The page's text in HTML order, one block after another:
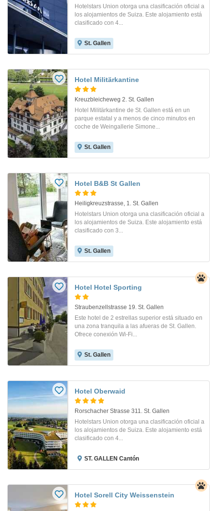
Hotelstars Union otorga una clasificación oficial a
los alojamientos de Suiza. Este alojamiento está
clasificado con 4...
St. Gallen
Hotel Militärkantine
Kreuzbleicheweg 2. St. Gallen
Hotel Militärkantine de St. Gallen está en un
parque estatal y a menos de cinco minutos en
coche de Weingallerie Simone...
St. Gallen
Hotel B&B St Gallen
Heiligkreuzstrasse, 1. St. Gallen
Hotelstars Union otorga una clasificación oficial a
los alojamientos de Suiza. Este alojamiento está
clasificado con 3...
St. Gallen
Hotel Hotel Sporting
Straubenzellstrasse 19. St. Gallen
Este hotel de 2 estrellas superior está situado en
una zona tranquila a las afueras de St. Gallen.
Ofrece conexión Wi-Fi...
St. Gallen
Hotel Oberwaid
Rorschacher Strasse 311. St. Gallen
Hotelstars Union otorga una clasificación oficial a
los alojamientos de Suiza. Este alojamiento está
clasificado con 4...
ST. GALLEN Cantón
Hotel Sorell City Weissenstein